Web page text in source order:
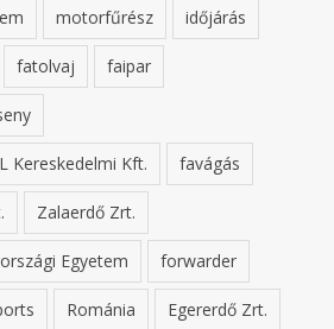
motorfűrész időjárás
fatolvaj faipar
Kereskedelmi Kft. favágás
Zalaerdő Zrt.
Egyetem forwarder
Románia Egererdő Zrt.